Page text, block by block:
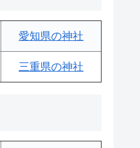
愛知県の神社
三重県の神社